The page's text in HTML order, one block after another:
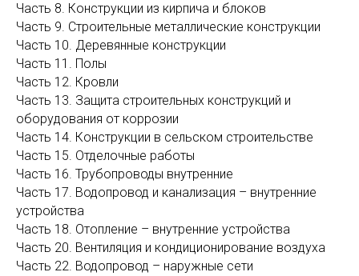
Часть 8. Конструкции из кирпича и блоков
Часть 9. Строительные металлические конструкции
Часть 10. Деревянные конструкции
Часть 11. Полы
Часть 12. Кровли
Часть 13. Защита строительных конструкций и
оборудования от коррозии
Часть 14. Конструкции в сельском строительстве
Часть 15. Отделочные работы
Часть 16. Трубопроводы внутренние
Часть 17. Водопровод и канализация – внутренние
устройства
Часть 18. Отопление – внутренние устройства
Часть 20. Вентиляция и кондиционирование воздуха
Часть 22. Водопровод – наружные сети